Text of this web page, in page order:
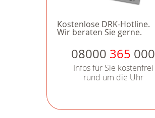
Kostenlose DRK-Hotline.
Wir beraten Sie gerne.
08000 365 000
Infos für Sie kostenfrei
rund um die Uhr